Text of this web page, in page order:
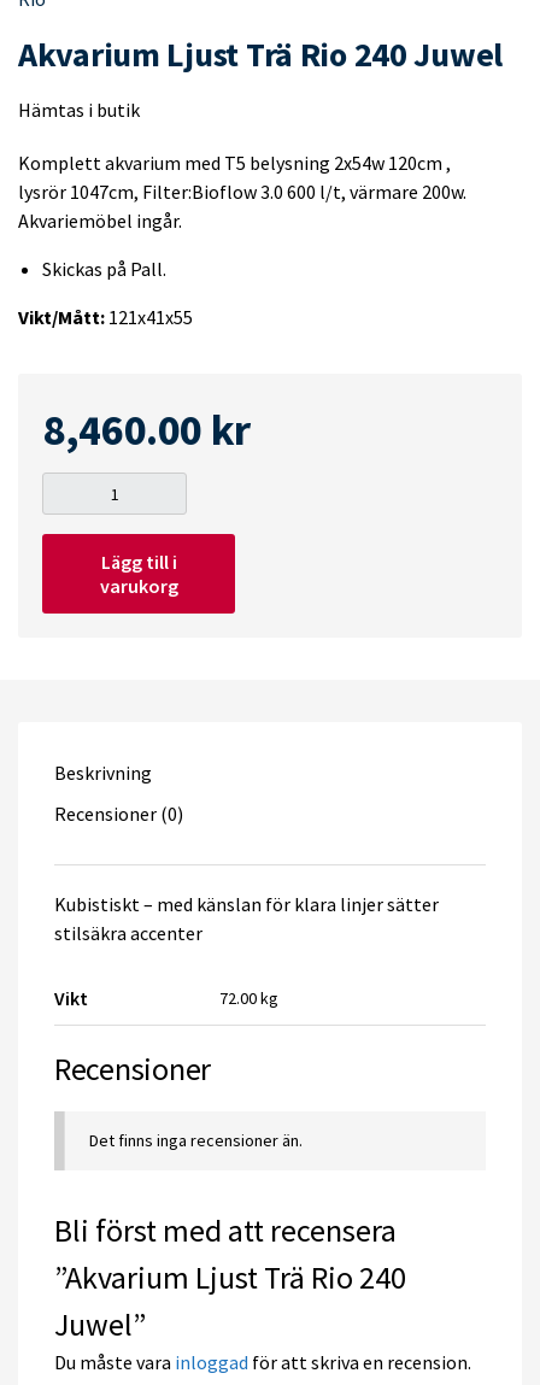
Akvarium Ljust Trä Rio 240 Juwel
Hämtas i butik
Komplett akvarium med T5 belysning 2x54w 120cm ,
lysrör 1047cm, Filter:Bioflow 3.0 600 l/t, värmare 200w.
Akvariemöbel ingår.
Skickas på Pall.
Vikt/Mått: 121x41x55
8,460.00 kr
Akvarium
Ljust
Lägg till i
varukorg
Beskrivning
Recensioner (0)
Kubistiskt – med känslan för klara linjer sätter
stilsäkra accenter
Vikt 72.00 kg
Recensioner
Det finns inga recensioner än.
Bli först med att recensera
”Akvarium Ljust Trä Rio 240
Juwel”
Du måste vara inloggad för att skriva en recension.